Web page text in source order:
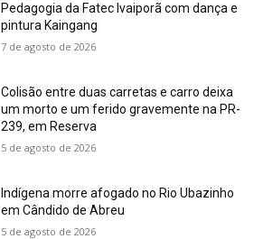
Pedagogia da Fatec Ivaiporã com dança e
pintura Kaingang
7 de agosto de 2026
Colisão entre duas carretas e carro deixa
um morto e um ferido gravemente na PR-
239, em Reserva
5 de agosto de 2026
Indígena morre afogado no Rio Ubazinho
em Cândido de Abreu
5 de agosto de 2026